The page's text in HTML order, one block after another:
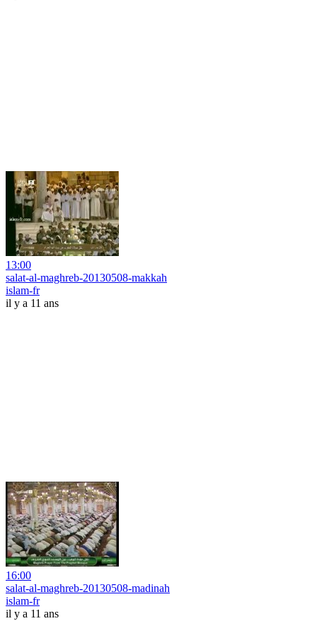
13:00
salat-al-maghreb-20130508-makkah
islam-fr
il y a 11 ans
16:00
salat-al-maghreb-20130508-madinah
islam-fr
il y a 11 ans